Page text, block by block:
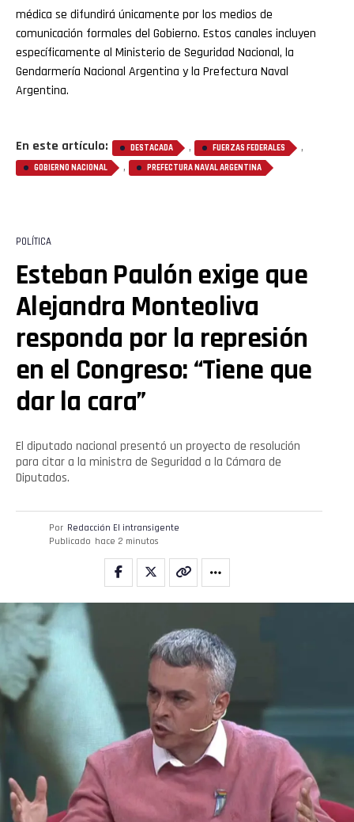
médica se difundirá únicamente por los medios de
comunicación formales del Gobierno. Estos canales incluyen
específicamente al Ministerio de Seguridad Nacional, la
Gendarmería Nacional Argentina y la Prefectura Naval
Argentina.
En este artículo: DESTACADA , FUERZAS FEDERALES ,
GOBIERNO NACIONAL , PREFECTURA NAVAL ARGENTINA
POLÍTICA
Esteban Paulón exige que
Alejandra Monteoliva
responda por la represión
en el Congreso: “Tiene que
dar la cara”
El diputado nacional presentó un proyecto de resolución
para citar a la ministra de Seguridad a la Cámara de
Diputados.
Por Redacción El intransigente
Publicado hace 2 minutos